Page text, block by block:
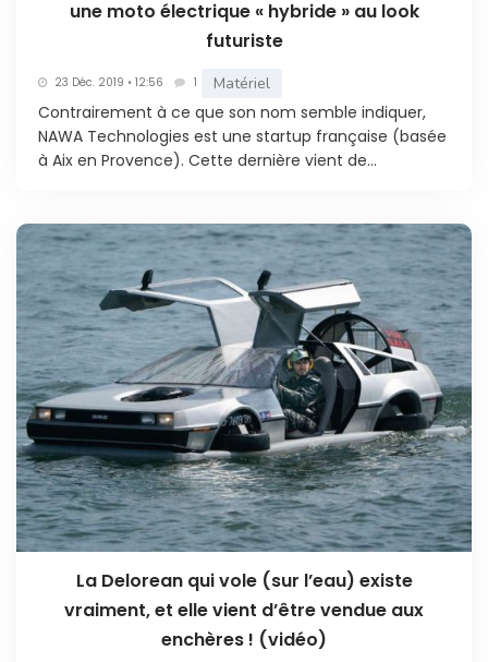
une moto électrique « hybride » au look
futuriste
23 Déc. 2019 • 12:56 1 Matériel
Contrairement à ce que son nom semble indiquer,
NAWA Technologies est une startup française (basée
à Aix en Provence). Cette dernière vient de...
La Delorean qui vole (sur l’eau) existe
vraiment, et elle vient d’être vendue aux
enchères ! (vidéo)